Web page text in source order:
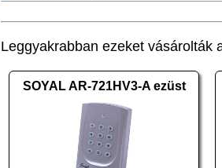
Leggyakrabban ezeket vásárolták
SOYAL AR-721HV3-A ezüst